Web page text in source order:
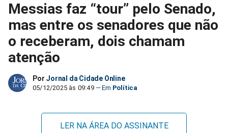
no
Facebook
no
Whatsapp
no
Twitter
no
Messenger
no
Telegram
no
Messias faz “tour” pelo Senado,
mas entre os senadores que não
o receberam, dois chamam
atenção
Por Jornal da Cidade Online
05/12/2025 às 09:49 Política
LER NA ÁREA DO ASSINANTE